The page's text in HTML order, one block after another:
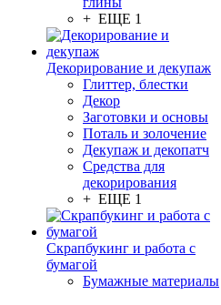
+ ЕЩЕ 1
Декорирование и декупаж
Глиттер, блестки
Декор
Заготовки и основы
Поталь и золочение
Декупаж и декопатч
Средства для
декорирования
+ ЕЩЕ 1
Скрапбукинг и работа с
бумагой
Бумажные материалы